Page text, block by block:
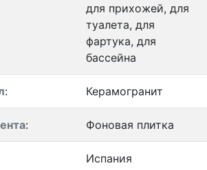
для прихожей, для
туалета, для
фартука, для
бассейна
: Керамогранит
: Фоновая плитка
Испания